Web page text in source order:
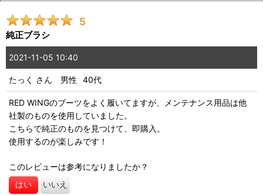
5
純正ブラシ
2021-11-05 10:40
たっく さん 男性 40代
RED WINGのブーツをよく履いてますが、メンテナンス用品は他
社製のものを使用していました。
こちらで純正のものを見つけて、即購入。
使用するのが楽しみです！
このレビューは参考になりましたか？
はい いいえ